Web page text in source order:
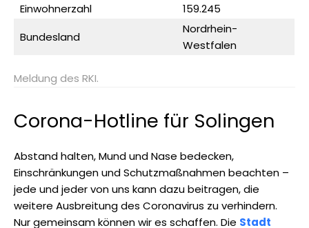
Einwohnerzahl
159.245
Bundesland
Nordrhein-
Westfalen
Meldung des RKI.
Corona-Hotline für Solingen
Abstand halten, Mund und Nase bedecken,
Einschränkungen und Schutzmaßnahmen beachten –
jede und jeder von uns kann dazu beitragen, die
weitere Ausbreitung des Coronavirus zu verhindern.
Nur gemeinsam können wir es schaffen. Die Stadt